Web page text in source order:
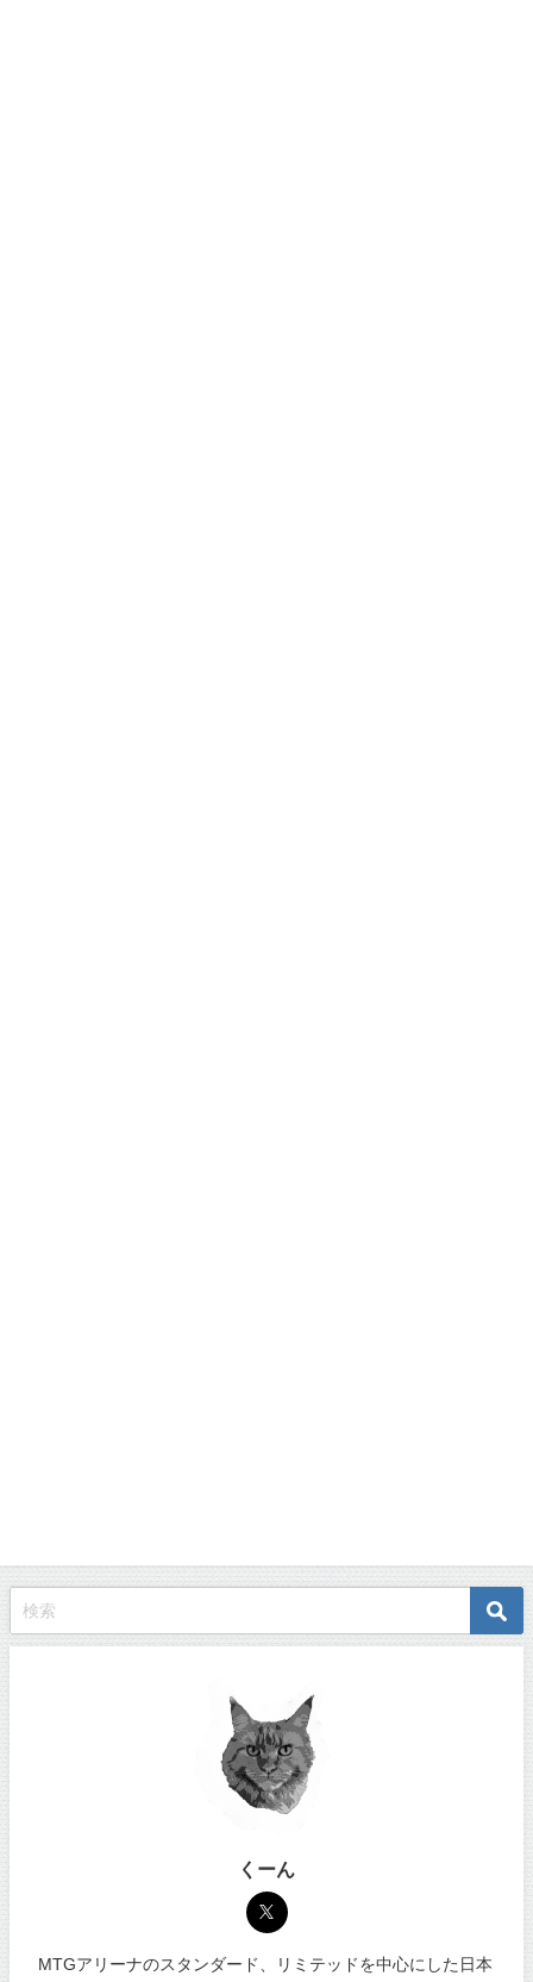
くーん
MTGアリーナのスタンダード、リミテッドを中心にした日本